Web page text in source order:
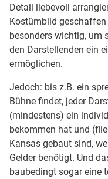
Detail liebevoll
Kostümbild
besonders wichtig, um
den Darstellenden ein
ermöglichen.
Jedoch: bis z.B. ein
Bühne findet, jeder
(mindestens) ein
bekommen hat und
Kansas gebaut sind,
Gelder benötigt. Und
baubedingt sogar eine